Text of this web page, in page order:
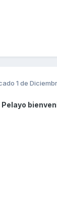
1 de
Pelayo